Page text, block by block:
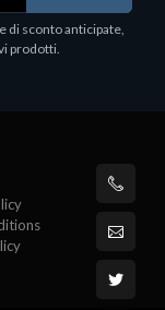
sconto anticipate,
prodotti.